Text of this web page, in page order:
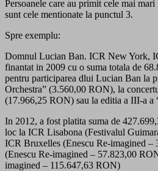
Persoanele care au primit cele mai
sunt cele mentionate la punctul 3.
Spre exemplu:
Domnul Lucian Ban. ICR New York,
finantat in 2009 cu o suma totala de
pentru participarea dlui Lucian Ban la
Orchestra” (3.560,00 RON), la
(17.966,25 RON) sau la editia a III-a a
In 2012, a fost platita suma de
loc la ICR Lisabona (Festivalul
ICR Bruxelles (Enescu Re-imagined
(Enescu Re-imagined – 57.823,00
imagined – 115.647,63 RON)